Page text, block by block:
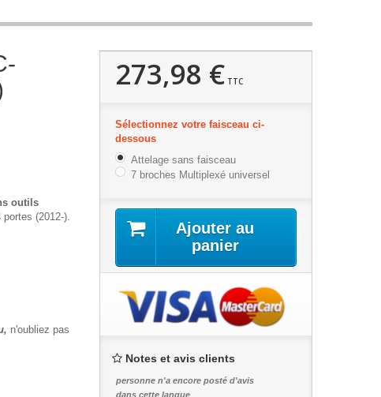
outils
(2012-).
n'oubliez pas
273,98 € TTC
Sélectionnez votre faisceau ci-
dessous
Attelage sans faisceau
7 broches Multiplexé universel
Ajouter au
panier
Notes et avis clients
personne n'a encore posté d'avis
dans cette langue